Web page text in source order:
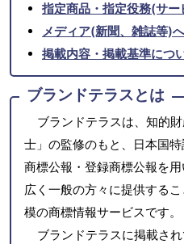
指定商品・指定役務(サー
メディア(新聞、雑誌等)
掲載内容・掲載基準につ
ブランドテラスとは
ブランドテラスは、知的
士」の監修のもと、日本国
商標公報・登録商標公報を
広く一般の方々に提供する
模の商標情報サービスです。
ブランドテラスに掲載さ